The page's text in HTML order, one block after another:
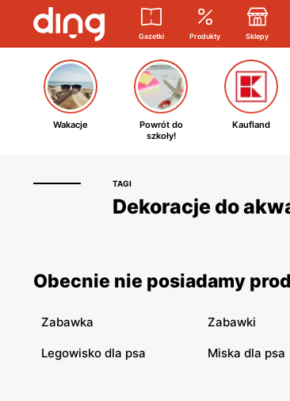
Gazetki Produkty Sklepy
Wakacje
Powrót do
szkoły!
Kaufland
TAGI
Dekoracje do
Obecnie nie posiadamy
Zabawka Zabawki
Legowisko dla psa Miska dla psa